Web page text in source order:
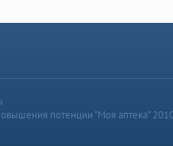
потенции “Моя аптека”